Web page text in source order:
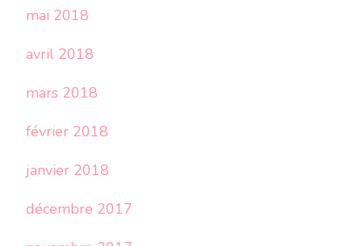
mai 2018
avril 2018
mars 2018
février 2018
janvier 2018
décembre 2017